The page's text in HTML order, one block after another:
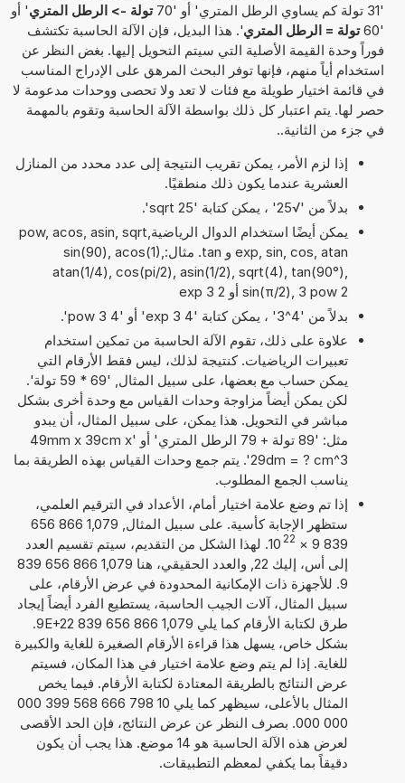
'31 تولة كم يساوي الرطل المتري' أو '70
تولة -> الرطل المتري' أو
'60
تولة = الرطل المتري'. هذا البديل، فإن الآلة الحاسبة تكتشف
فوراً وحدة القيمة الأصلية التي سيتم التحويل إليها. بغض النظر عن
استخدام أياً منهم، فإنها توفر البحث المرهق على الإدراج المناسب
في قائمة اختيار طويلة مع فئات لا تعد ولا تحصى ووحدات مدعومة لا
حصر لها. يتم اعتبار كل ذلك بواسطة الآلة الحاسبة وتقوم بالمهمة
في جزء من الثانية..
إذا لزم الأمر، يمكن تقريب النتيجة إلى عدد محدد من المنازل
العشرية عندما يكون ذلك منطقيًا.
بدلاً من '√25' ، يمكن كتابة 'sqrt 25'.
يمكن أيضًا استخدام الدوال الرياضيةpow, acos, asin, sqrt,
exp, sin, cos, atan و tan. مثال:sin(90), acos(1),
atan(1/4), cos(pi/2), asin(1/2), sqrt(4), tan(90°),
sin(π/2), 3 pow 2 أو 2 exp 3
بدلاً من '4^3' ، يمكن كتابة '4 exp 3' أو '4 pow 3'.
علاوة على ذلك، تقوم الآلة الحاسبة من تمكين استخدام
تعبيرات الرياضيات. كنتيجة لذلك، ليس فقط الأرقام التي
يمكن حساب مع بعضها، على سبيل المثال, '69 * 59 تولة'.
لكن يمكن أيضاً مزاوجة وحدات القياس مع وحدة أخرى بشكل
مباشر في التحويل. هذا يمكن، على سبيل المثال، أن يبدو
مثل: '89 تولة + 79 الرطل المتري' أو '49mm x 39cm x
29dm = ? cm^3'. يتم جمع وحدات القياس بهذه الطريقة بما
يناسب الجمع المطلوب.
إذا تم وضع علامة اختيار أمام، الأعداد في الترقيم العلمي،
ستظهر الإجابة كأسية. على سبيل المثال, 1,079 866 656
839 9
×
10 22
. لهذا الشكل من التقديم، سيتم تقسيم العدد
إلى أس، إليك 22, والعدد الحقيقي، هنا 1,079 866 656 839
9. للأجهزة ذات الإمكانية المحدودة في عرض الأرقام، على
سبيل المثال، آلات الجيب الحاسبة، يستطيع الفرد أيضاً إيجاد
طرق لكتابة الأرقام كما يلي 1,079 866 656 839 9E+22.
بشكل خاص، يسهل هذا قراءة الأرقام الصغيرة للغاية والكبيرة
للغاية. إذا لم يتم وضع علامة اختيار في هذا المكان، فسيتم
عرض النتائج بالطريقة المعتادة لكتابة الأرقام. فيما يخص
المثال بالأعلى، سيظهر كما يلي 10 798 666 568 399 000
000 000. بصرف النظر عن عرض النتائج، فإن الحد الأقصى
لعرض هذه الآلة الحاسبة هو 14 موضع. هذا يجب أن يكون
دقيقاً بما يكفي لمعظم التطبيقات.